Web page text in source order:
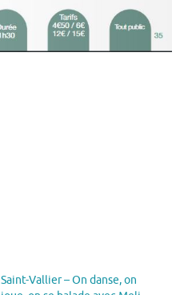
Saint-Vallier – On danse, on